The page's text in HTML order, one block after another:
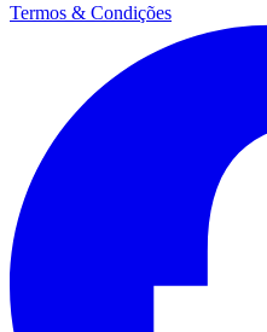
Termos & Condições